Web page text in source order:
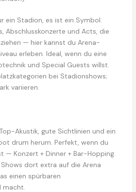
ein Stadion, es ist ein Symbol.
Abschlusskonzerte und Acts, die
— hier kannst du Arena-
erleben. Ideal, wenn du eine
und Special Guests willst.
bei Stadionshows;
variieren.
Akustik, gute Sichtlinien und ein
drum herum. Perfekt, wenn du
— Konzert + Dinner + Bar-Hopping.
dort extra auf die Arena
einen spürbaren
macht.